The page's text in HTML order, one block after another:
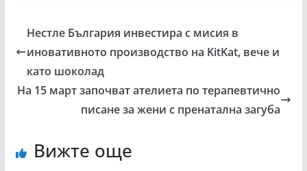
Нестле България инвестира с мисия в
иновативното производство на KitKat, вече и
като шоколад
На 15 март започват ателиета по терапевтично
писане за жени с пренатална загуба
Вижте още